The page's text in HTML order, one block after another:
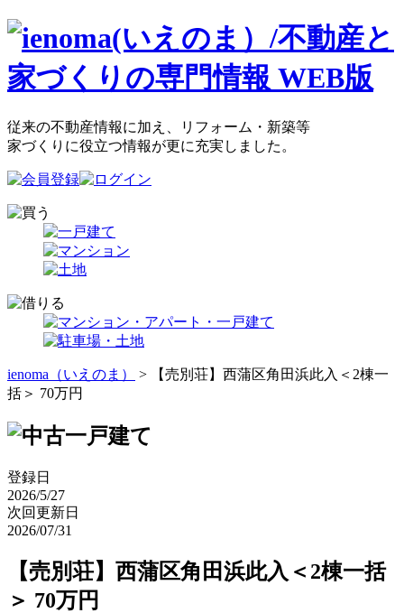
従来の不動産情報に加え、リフォーム・新築等
家づくりに役立つ情報が更に充実しました。
ienoma（いえのま）
> 【売別荘】西蒲区角田浜此入＜2棟一
括＞ 70万円
登録日
2026/5/27
次回更新日
2026/07/31
【売別荘】西蒲区角田浜此入＜2棟一括
＞ 70万円